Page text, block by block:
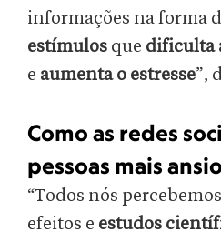
informações na forma
estímulos que dificulta
e aumenta o estresse”,
Como as redes
pessoas mais
“Todos nós
efeitos e estudos